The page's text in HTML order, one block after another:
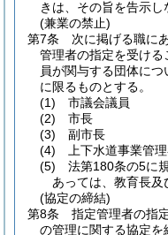
きは、その旨を告示し
(兼業の禁止)
第7条
次に掲げる職に
管理者の指定を受ける
員が関与する団体に
に限るものとする。
(1)
市議会議員
(2)
市長
(3)
副市長
(4)
上下水道事業管
(5)
法第180条の5に
あっては、教育長及
(協定の締結)
第8条
指定管理者の指
の管理に関する協定を